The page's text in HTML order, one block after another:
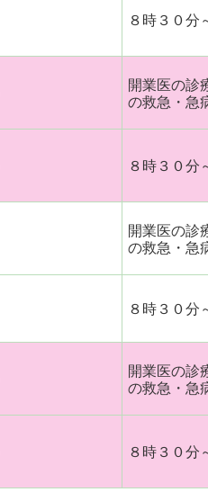
８時３０分
開業医の診
の救急・急
８時３０分
開業医の診
の救急・急
８時３０分
開業医の診
の救急・急
８時３０分